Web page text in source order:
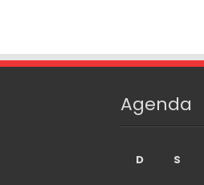
Agenda
D
S